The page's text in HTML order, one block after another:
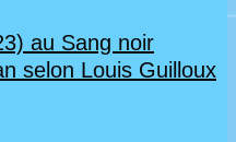
au Sang noir
selon Louis Guilloux